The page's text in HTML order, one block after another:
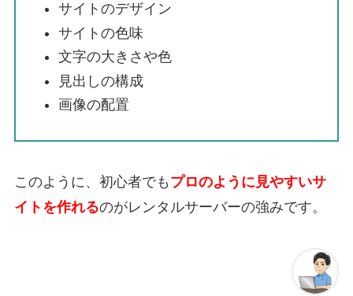
サイトのデザイン
サイトの色味
文字の大きさや色
見出しの構成
画像の配置
このように、初心者でも プロのように見やすいサ
イトを作れるのがレンタルサーバーの強みです。